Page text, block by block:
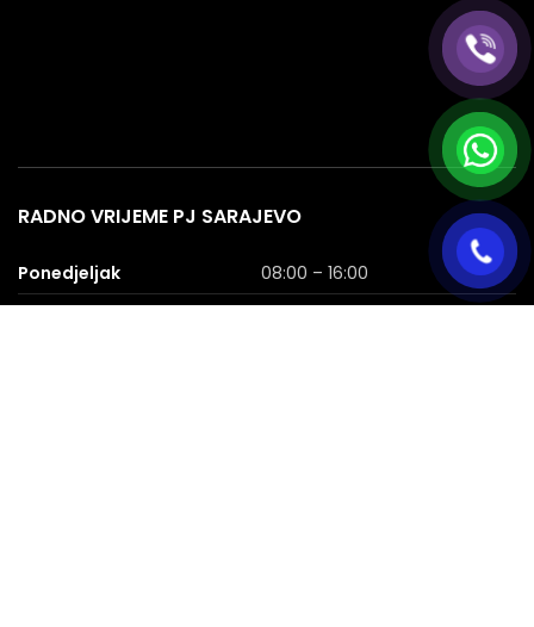
RADNO VRIJEME PJ SARAJEVO
Ponedjeljak
08:00 – 16:00
Utorak
08:00 – 16:00